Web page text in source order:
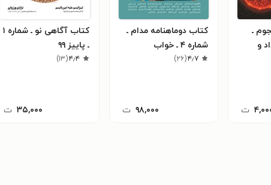
ـ
مرداد و
ت
کتاب دوماهنامه مدام ـ
شماره ۴ ـ خواب
۴٫۷(۲۶)
۹۸,۰۰۰ ت
کتاب آگاهی نو ـ شماره ۱
ـ پاییز ۹۹
۴٫۴(۱۳)
۳۵,۰۰۰ ت